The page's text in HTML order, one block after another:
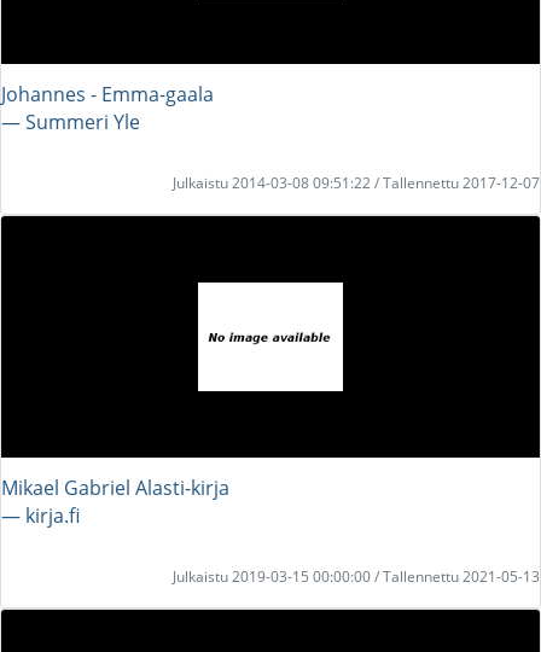
Johannes - Emma-gaala
― Summeri Yle
Julkaistu 2014-03-08 09:51:22 / Tallennettu 2017-12-07
Mikael Gabriel Alasti-kirja
― kirja.fi
Julkaistu 2019-03-15 00:00:00 / Tallennettu 2021-05-13